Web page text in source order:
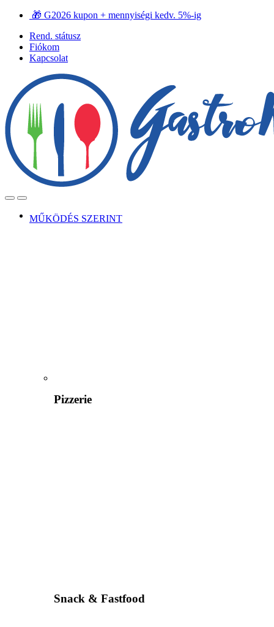
Ugrás
navigációhoz
Ugrás
tartalomra
🎁 G2026 kupon + mennyiségi kedv. 5%-ig
Rend. státusz
Fiókom
Kapcsolat
OpenClose
MŰKÖDÉS SZERINT
Pizzerie
Snack & Fastfood